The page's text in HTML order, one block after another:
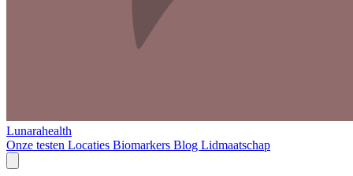
Lunarahealth
Onze testen Locaties Biomarkers Blog Lidmaatschap